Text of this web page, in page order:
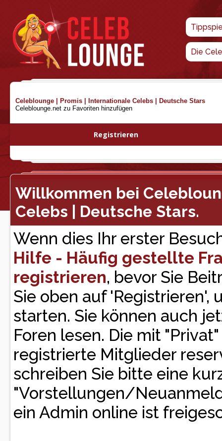
Die
Celeblounge | Promis | Internationale Celebs | Deutsche Stars
Celeblounge.net zu Favoriten hinzufügen
Registrieren
Willkommen bei
Celebs | Deutsche Stars.
Wenn dies Ihr erster
Hilfe - Häufig gestellte
registrieren, bevor Sie
Sie oben auf 'Registrieren',
starten. Sie können auch
Foren lesen. Die mit
registrierte Mitglieder
schreiben Sie bitte eine
"Vorstellungen/
ein Admin online ist